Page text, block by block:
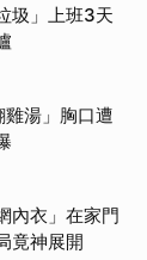
圾」上班3天
湯」胸口遭
內衣」在家門
竟神展開